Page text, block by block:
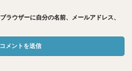
ラウザーに自分の名前、メールアドレス、